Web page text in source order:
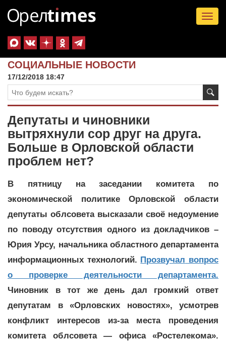
СОЦИАЛЬНЫЕ НОВОСТИ
17/12/2018 18:47
Депутаты и чиновники
вытряхнули сор друг на друга.
Больше в Орловской области
проблем нет?
В пятницу на заседании комитета по
экономической политике Орловской области
депутаты облсовета высказали своё недоумение
по поводу отсутствия одного из докладчиков –
Юрия Урсу, начальника областного департамента
информационных технологий. Прозвучал вопрос
о проверке деятельности департамента.
Чиновник в тот же день дал громкий ответ
депутатам в «Орловских новостях», усмотрев
конфликт интересов из-за места проведения
комитета облсовета — офиса «Ростелекома».